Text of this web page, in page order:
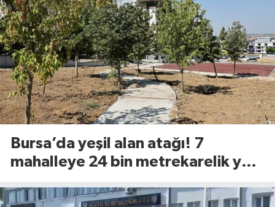
Bursa’da yeşil alan atağı! 7
mahalleye 24 bin metrekarelik yeni